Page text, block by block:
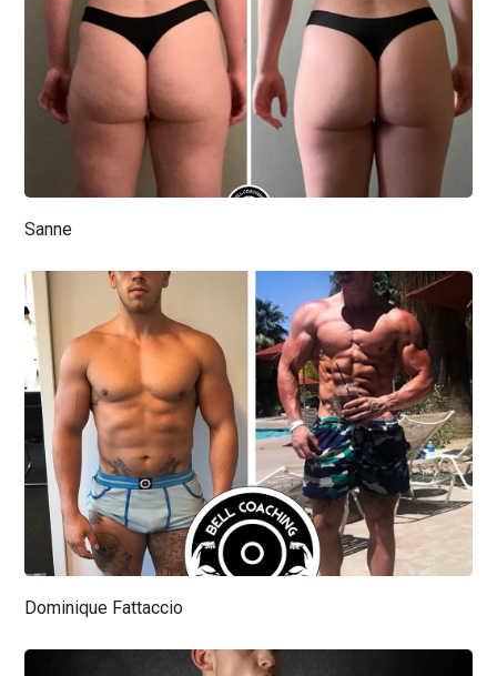
Sanne
Dominique Fattaccio